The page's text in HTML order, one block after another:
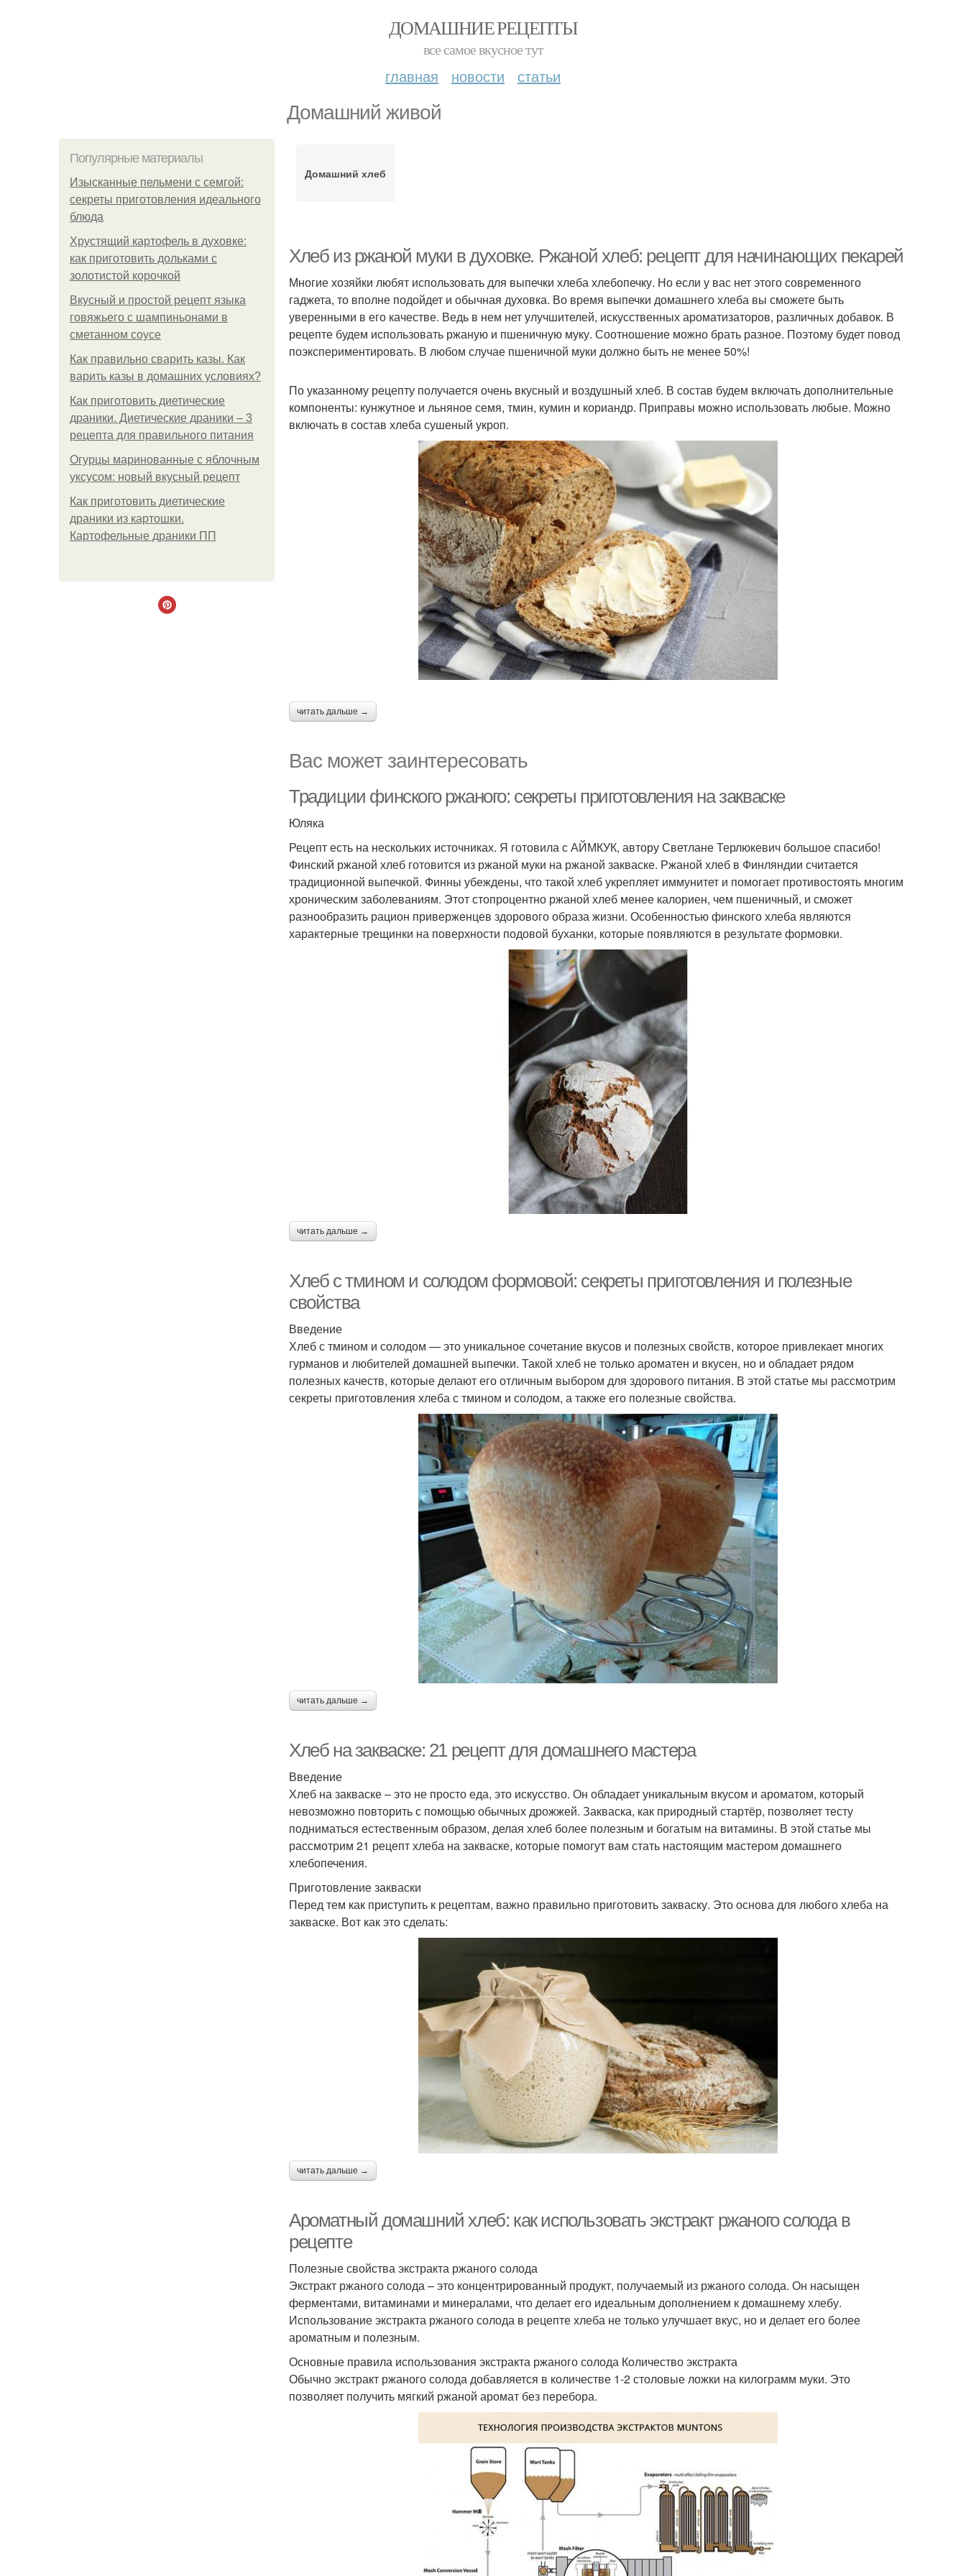
ДОМАШНИЕ РЕЦЕПТЫ
все самое вкусное тут
главная новости статьи
Домашний живой
Популярные материалы
Изысканные пельмени с семгой:
секреты приготовления идеального
блюда
Хрустящий картофель в духовке:
как приготовить дольками с
золотистой корочкой
Вкусный и простой рецепт языка
говяжьего с шампиньонами в
сметанном соусе
Как правильно сварить казы. Как
варить казы в домашних условиях?
Как приготовить диетические
драники. Диетические драники – 3
рецепта для правильного питания
Огурцы маринованные с яблочным
уксусом: новый вкусный рецепт
Как приготовить диетические
драники из картошки.
Картофельные драники ПП
Домашний хлеб
Хлеб из ржаной муки в духовке. Ржаной хлеб: рецепт для начинающих пекарей
Многие хозяйки любят использовать для выпечки хлеба хлебопечку. Но если у вас нет этого современного
гаджета, то вполне подойдет и обычная духовка. Во время выпечки домашнего хлеба вы сможете быть
уверенными в его качестве. Ведь в нем нет улучшителей, искусственных ароматизаторов, различных добавок. В
рецепте будем использовать ржаную и пшеничную муку. Соотношение можно брать разное. Поэтому будет повод
поэкспериментировать. В любом случае пшеничной муки должно быть не менее 50%!
По указанному рецепту получается очень вкусный и воздушный хлеб. В состав будем включать дополнительные
компоненты: кунжутное и льняное семя, тмин, кумин и кориандр. Приправы можно использовать любые. Можно
включать в состав хлеба сушеный укроп.
читать дальше →
Вас может заинтересовать
Традиции финского ржаного: секреты приготовления на закваске
Юляка
Рецепт есть на нескольких источниках. Я готовила с АЙМКУК, автору Светлане Терлюкевич большое спасибо!
Финский ржаной хлеб готовится из ржаной муки на ржаной закваске. Ржаной хлеб в Финляндии считается
традиционной выпечкой. Финны убеждены, что такой хлеб укрепляет иммунитет и помогает противостоять многим
хроническим заболеваниям. Этот стопроцентно ржаной хлеб менее калориен, чем пшеничный, и сможет
разнообразить рацион приверженцев здорового образа жизни. Особенностью финского хлеба являются
характерные трещинки на поверхности подовой буханки, которые появляются в результате формовки.
читать дальше →
Хлеб с тмином и солодом формовой: секреты приготовления и полезные
свойства
Введение
Хлеб с тмином и солодом — это уникальное сочетание вкусов и полезных свойств, которое привлекает многих
гурманов и любителей домашней выпечки. Такой хлеб не только ароматен и вкусен, но и обладает рядом
полезных качеств, которые делают его отличным выбором для здорового питания. В этой статье мы рассмотрим
секреты приготовления хлеба с тмином и солодом, а также его полезные свойства.
читать дальше →
Хлеб на закваске: 21 рецепт для домашнего мастера
Введение
Хлеб на закваске – это не просто еда, это искусство. Он обладает уникальным вкусом и ароматом, который
невозможно повторить с помощью обычных дрожжей. Закваска, как природный стартёр, позволяет тесту
подниматься естественным образом, делая хлеб более полезным и богатым на витамины. В этой статье мы
рассмотрим 21 рецепт хлеба на закваске, которые помогут вам стать настоящим мастером домашнего
хлебопечения.
Приготовление закваски
Перед тем как приступить к рецептам, важно правильно приготовить закваску. Это основа для любого хлеба на
закваске. Вот как это сделать:
читать дальше →
Ароматный домашний хлеб: как использовать экстракт ржаного солода в
рецепте
Полезные свойства экстракта ржаного солода
Экстракт ржаного солода – это концентрированный продукт, получаемый из ржаного солода. Он насыщен
ферментами, витаминами и минералами, что делает его идеальным дополнением к домашнему хлебу.
Использование экстракта ржаного солода в рецепте хлеба не только улучшает вкус, но и делает его более
ароматным и полезным.
Основные правила использования экстракта ржаного солода Количество экстракта
Обычно экстракт ржаного солода добавляется в количестве 1-2 столовые ложки на килограмм муки. Это
позволяет получить мягкий ржаной аромат без перебора.